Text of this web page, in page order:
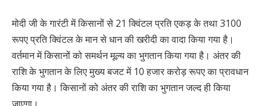
मोदी जी के गारंटी में किसानों से 21 क्विंटल प्रति एकड़ के तथा 3100
रूपए प्रति क्विंटल के मान से धान की खरीदी का वादा किया गया है।
वर्तमान में किसानों को समर्थन मूल्य का भुगतान किया गया है। अंतर की
राशि के भुगतान के लिए मुख्य बजट में 10 हजार करोड़ रूपए का प्रावधान
किया गया है। किसानों को अंतर की राशि का भुगतान जल्द ही किया